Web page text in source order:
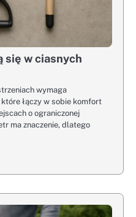
się w ciasnych
wymaga
łączy w sobie komfort
o ograniczonej
ma znaczenie, dlatego